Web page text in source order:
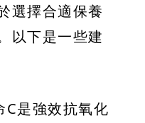
選擇合適保養
以下是一些建
C是強效抗氧化